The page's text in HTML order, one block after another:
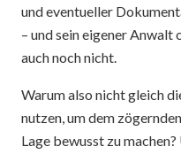
und eventueller
– und sein eigener
auch noch nicht.
Warum also nicht gleich
nutzen, um dem
Lage bewusst zu